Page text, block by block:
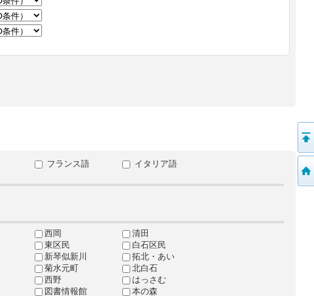
フランス語
イタリア語
西岡
清田
東区民
白石区民
新琴似新川
拓北・あい
菊水元町
北白石
西野
はっさむ
図書情報館 本の森